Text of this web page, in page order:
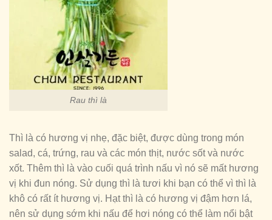
Rau thì là
Thì là có hương vị nhẹ, đặc biệt, được dùng trong món
salad, cá, trứng, rau và các món thịt, nước sốt và nước
xốt. Thêm thì là vào cuối quá trình nấu vì nó sẽ mất hương
vị khi đun nóng. Sử dụng thì là tươi khi bạn có thể vì thì là
khô có rất ít hương vị. Hạt thì là có hương vị đậm hơn lá,
nên sử dụng sớm khi nấu để hơi nóng có thể làm nổi bật